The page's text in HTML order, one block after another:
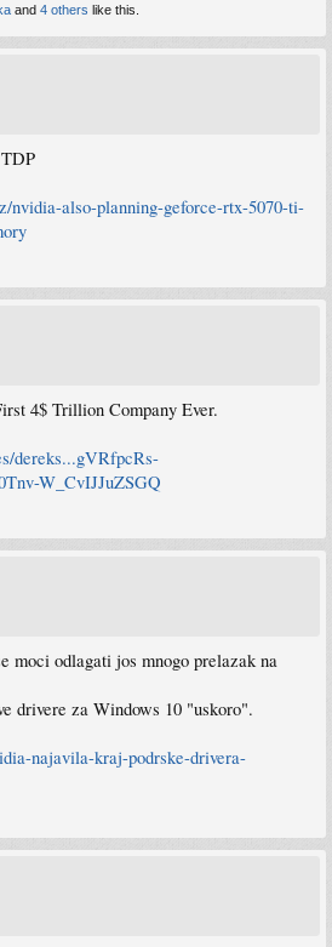
and 4 others like this.
nvidia-also-planning-geforce-rtx-5070-ti-
4$ Trillion Company Ever.
dereks...gVRfpcRs-
W_CvIJJuZSGQ
moci odlagati jos mnogo prelazak na
drivere za Windows 10 "uskoro".
najavila-kraj-podrske-drivera-